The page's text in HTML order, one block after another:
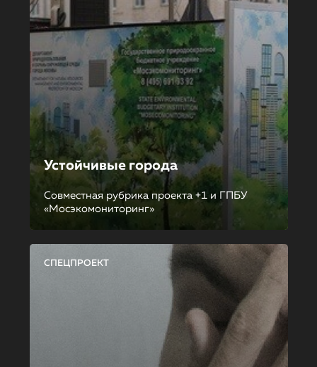
Устойчивые города
Совместная рубрика проекта +1 и ГПБУ
«Мосэкомониторинг»
СПЕЦПРОЕКТ